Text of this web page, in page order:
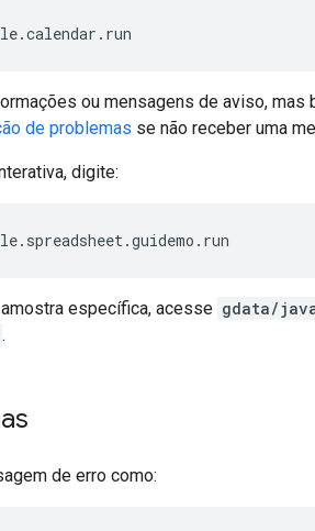
ou mensagens de aviso, mas
de problemas se não receber uma
digite:
amostra específica, acesse gdata/
.
de erro como: